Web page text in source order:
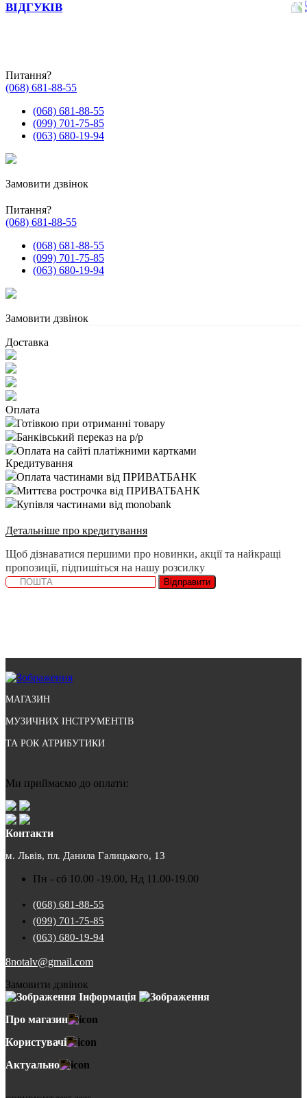
ВІДГУКІВ
Питання?
(068) 681-88-55
(068) 681-88-55
(099) 701-75-85
(063) 680-19-94
Замовити дзвінок
Питання?
(068) 681-88-55
(068) 681-88-55
(099) 701-75-85
(063) 680-19-94
Замовити дзвінок
Доставка
Оплата
Готівкою при отриманні товару
Банківський переказ на р/р
Оплата на сайті платіжними картками
Кредитування
Оплата частинами від ПРИВАТБАНК
Миттєва рострочка від ПРИВАТБАНК
Купівля частинами від monobank
Детальніше про кредитування
Щоб дізнаватися першими про новинки, акції та найкращі
пропозиції, підпишіться на нашу розсилку
Відправити
МАГАЗИН
МУЗИЧНИХ ІНСТРУМЕНТІВ
ТА РОК АТРИБУТИКИ
Ми приймаємо до оплати:
Контакти
м. Львів, пл. Данила Галицького, 13
Пн - сб 10.00 -19.00, Нд 11.00-19.00
(068) 681-88-55
(099) 701-75-85
(063) 680-19-94
8notalv@gmail.com
Замовити дзвінок
Інформація
Про магазин
Користувачі
Актуально